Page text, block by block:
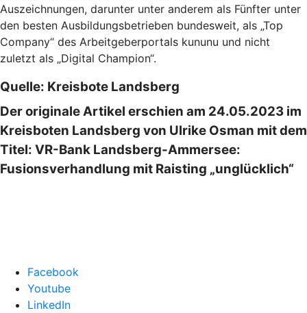
Auszeichnungen, darunter unter anderem als Fünfter unter
den besten Ausbildungsbetrieben bundesweit, als „Top
Company“ des Arbeitgeberportals kununu und nicht
zuletzt als „Digital Champion“.
Quelle: Kreisbote Landsberg
Der originale Artikel erschien am 24.05.2023 im
Kreisboten Landsberg von Ulrike Osman mit dem
Titel: VR-Bank Landsberg-Ammersee:
Fusionsverhandlung mit Raisting „unglücklich“
Facebook
Youtube
LinkedIn